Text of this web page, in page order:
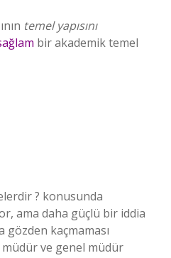
temel yapısını
bir akademik temel
? konusunda
ama daha güçlü bir iddia
gözden kaçmaması
müdür ve genel müdür